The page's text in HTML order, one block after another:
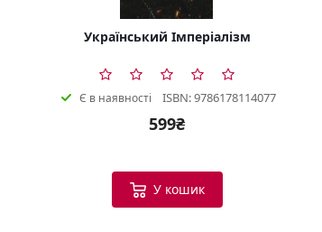
Український Імперіалізм
Є в наявності ISBN: 9786178114077
599₴
У кошик